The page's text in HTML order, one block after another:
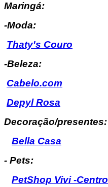
Maringá:
-Moda:
Thaty's Couro
-Beleza:
Cabelo.com
Depyl Rosa
Decoração/presentes:
Bella Casa
- Pets:
PetShop Vivi -Centro